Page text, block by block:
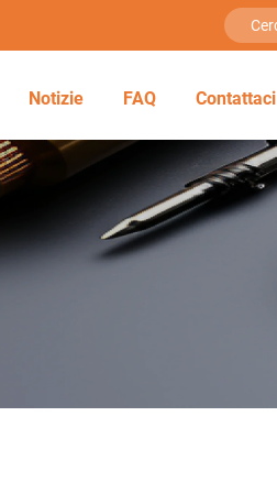
Notizie FAQ Contattaci